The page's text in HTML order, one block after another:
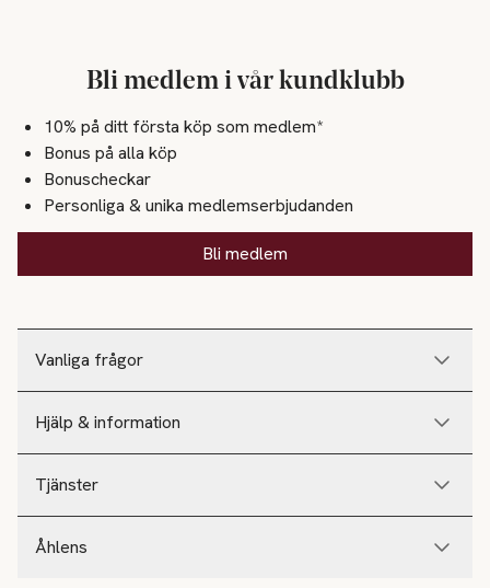
Vanliga frågor
Hjälp & information
Tjänster
Åhlens
Bli medlem i vår kundklubb
10% på ditt första köp som medlem*
Bonus på alla köp
Bonuscheckar
Personliga & unika medlemserbjudanden
Bli medlem